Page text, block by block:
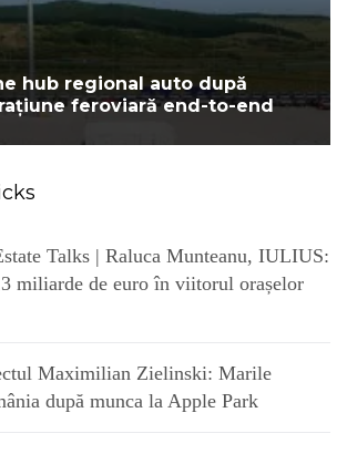
hub regional auto după
feroviară end-to-end
Talks | Raluca Munteanu, IULIUS:
miliarde de euro în viitorul orașelor
Maximilian Zielinski: Marile
după munca la Apple Park